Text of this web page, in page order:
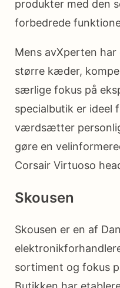
produkter med den
forbedrede
Mens avXperten
større kæder,
særlige fokus på
specialbutik er ideel
værdsætter
gøre en
Corsair Virtuoso
Skousen
Skousen er en af
sortiment og fokus